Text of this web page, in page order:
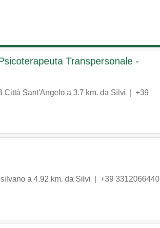
Transpersonale -
Città Sant'Angelo a 3.7 km. da Silvi | +39
a 4.92 km. da Silvi | +39 3312066440